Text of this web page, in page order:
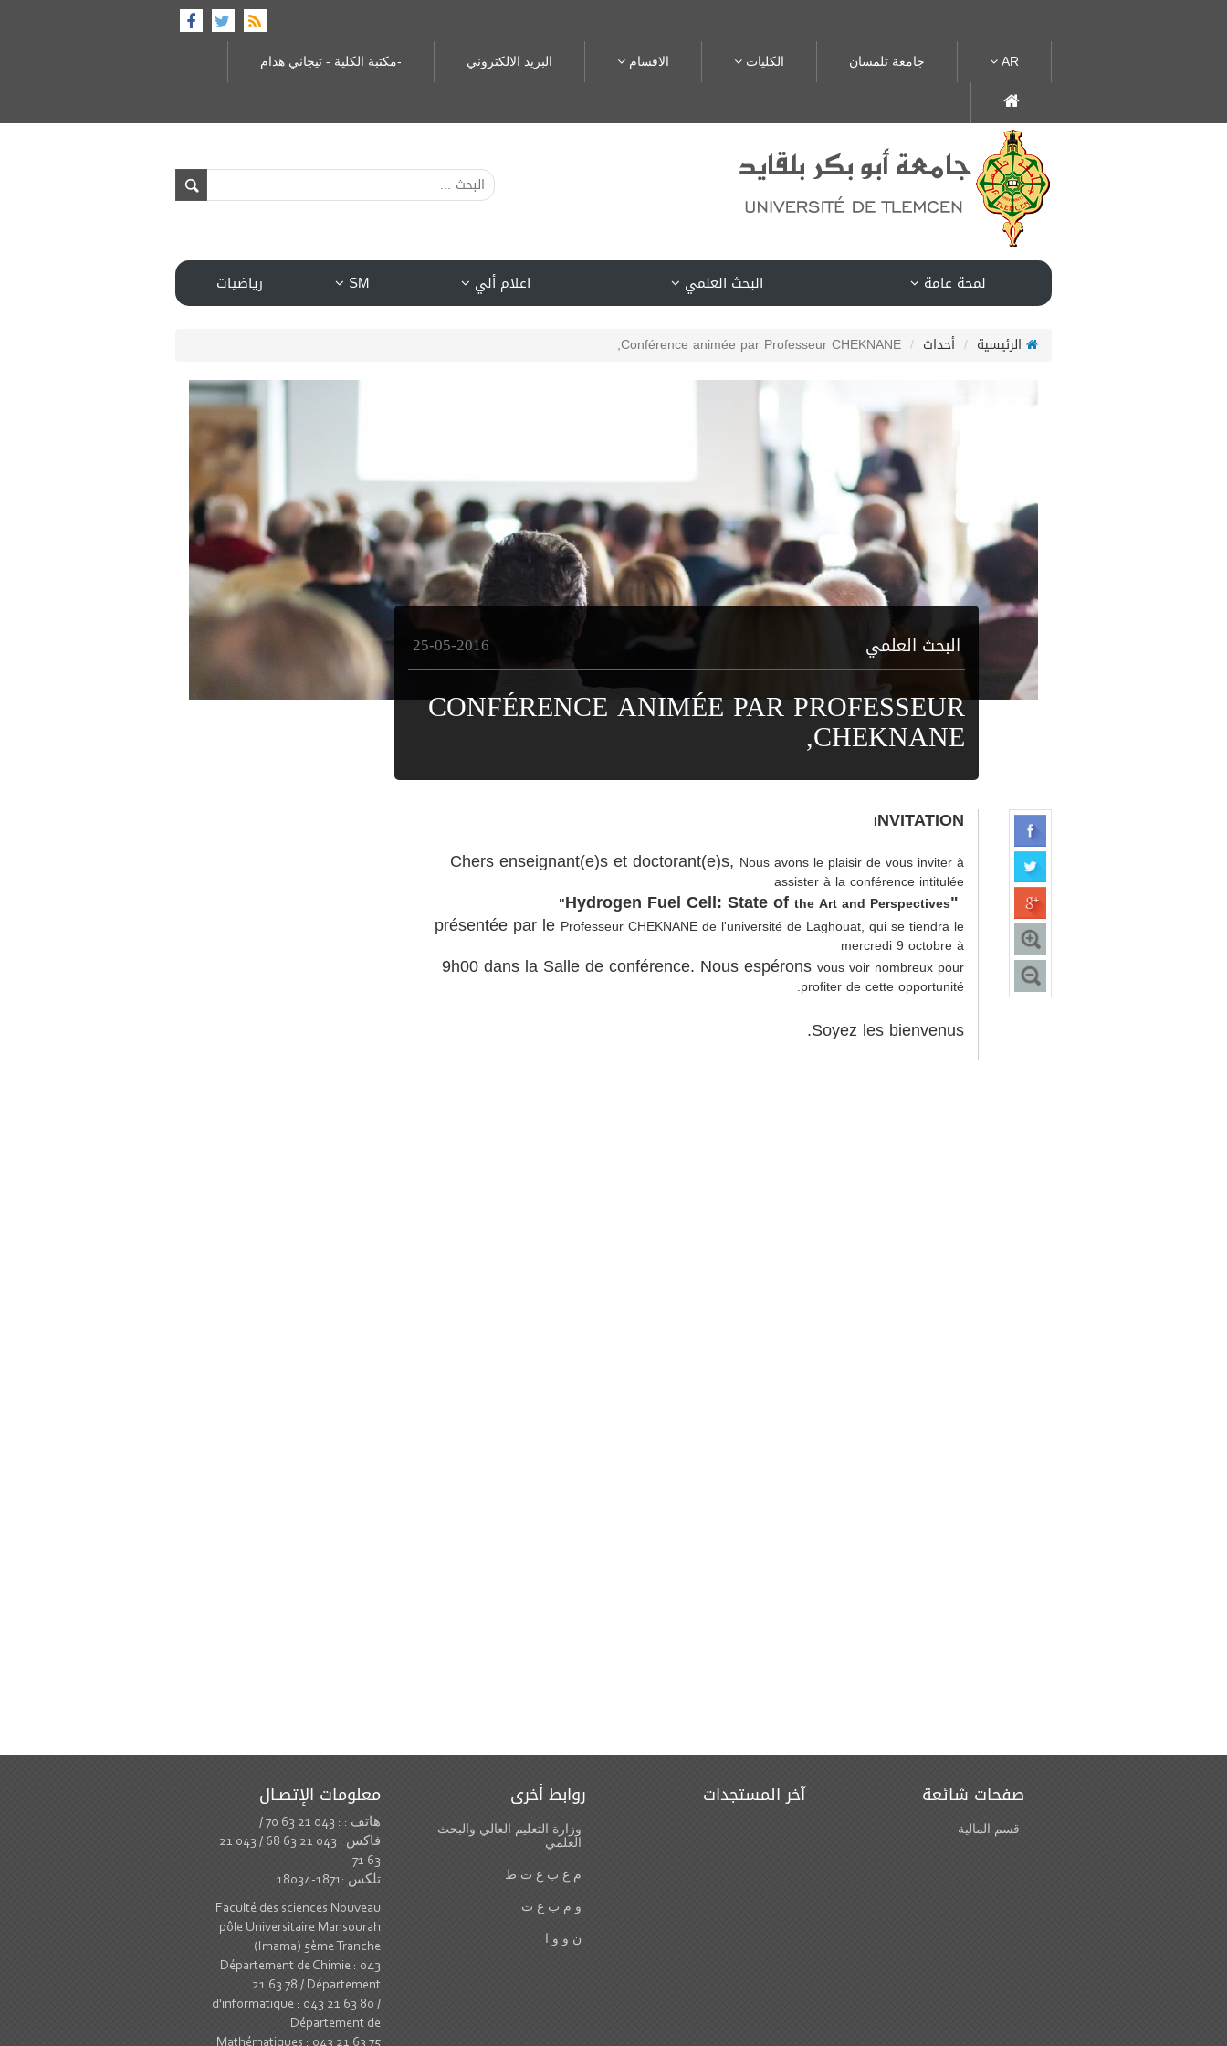
AR جامعة تلمسان الكليات الاقسام البريد الالكتروني -مكتبة الكلية - تيجاني هدام
لمحة عامة البحث العلمي اعلام ألي SM رياضيات
الرئيسية أحداث Conférence animée par Professeur CHEKNANE,
البحث العلمي 25-05-2016
CONFÉRENCE ANIMÉE PAR PROFESSEUR
CHEKNANE,
INVITATION
Chers enseignant(e)s et doctorant(e)s, Nous avons le plaisir de vous inviter à
assister à la conférence intitulée
"Hydrogen Fuel Cell: State of
the Art and Perspectives"
présentée par le Professeur CHEKNANE de l'université de Laghouat, qui se tiendra le
mercredi 9 octobre à
9h00 dans la Salle de conférence. Nous espérons vous voir nombreux pour
profiter de cette opportunité.
Soyez les bienvenus.
معلومات الإتصـال
هاتف : : 043 21 63 70 /
فاكس : 043 21 63 68 / 043 21
63 71
تلكس :1871-18034
Faculté des sciences Nouveau
pôle Universitaire Mansourah
(Imama) 5ème Tranche
Département de Chimie : 043
21 63 78 / Département
d'informatique : 043 21 63 80 /
Département de
Mathématiques : 043 21 63 75
روابط أخرى
وزارة التعليم العالي والبحث
العلمي
م ع ب ع ت ط
و م ب ع ت
ن و و ا
آخر المستجدات صفحات شائعة
قسم المالية